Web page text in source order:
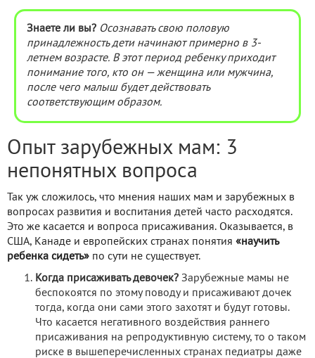
Знаете ли вы? Осознавать свою половую
принадлежность дети начинают примерно в 3-
летнем возрасте. В этот период ребенку приходит
понимание того, кто он — женщина или мужчина,
после чего малыш будет действовать
соответствующим образом.
Опыт зарубежных мам: 3
непонятных вопроса
Так уж сложилось, что мнения наших мам и зарубежных в
вопросах развития и воспитания детей часто расходятся.
Это же касается и вопроса присаживания. Оказывается, в
США, Канаде и европейских странах понятия «научить
ребенка сидеть» по сути не существует.
Когда присаживать девочек? Зарубежные мамы не
беспокоятся по этому поводу и присаживают дочек
тогда, когда они сами этого захотят и будут готовы.
Что касается негативного воздействия раннего
присаживания на репродуктивную систему, то о таком
риске в вышеперечисленных странах педиатры даже